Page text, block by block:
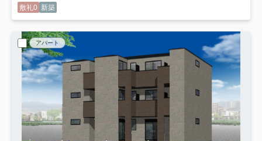
敷礼0 新築
アパート